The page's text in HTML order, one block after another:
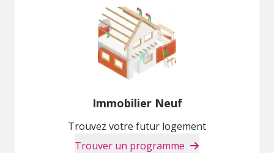
Immobilier Neuf
Trouvez votre futur logement
Trouver un programme